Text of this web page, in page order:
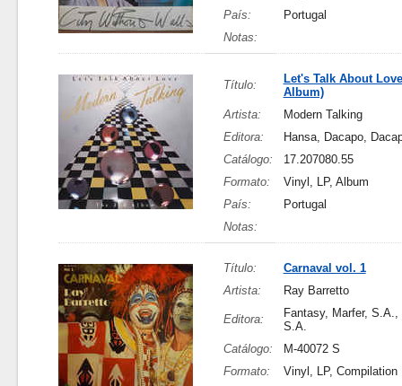
País:
Portugal
Notas:
Título:
Let's Talk About
Album)
Artista:
Modern Talking
Editora:
Hansa, Dacapo,
Catálogo:
17.207080.55
Formato:
Vinyl, LP, Album
País:
Portugal
Notas:
Título:
Carnaval vol. 1
Artista:
Ray Barretto
Editora:
Fantasy, Marfer, S.A.,
S.A.
Catálogo:
M-40072 S
Formato:
Vinyl, LP, Compilation